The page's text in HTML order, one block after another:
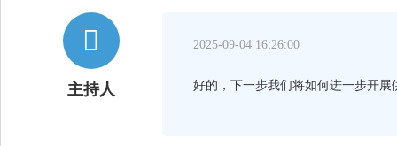

主持人
2025-09-04 16:26:00
好的，下一步我们将如何进一步开